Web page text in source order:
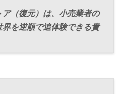
ア（復元）は、小売業者の
を逆順で追体験できる貴